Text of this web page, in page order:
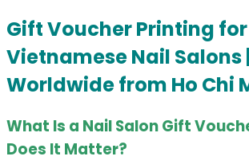
Gift Voucher Printing for
Vietnamese Nail Salons
Worldwide from Ho Chi
What Is a Nail Salon Gift
Does It Matter?